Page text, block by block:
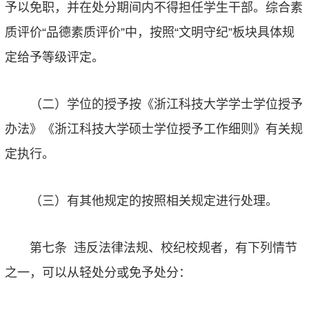
予以免职，并在处分期间内不得担任学生干部。综合素
质评价“品德素质评价”中，按照“文明守纪”板块具体规
定给予等级评定。
（二）学位的授予按《浙江科技大学学士学位授予
办法》《浙江科技大学硕士学位授予工作细则》有关规
定执行。
（三）有其他规定的按照相关规定进行处理。
第七条 违反法律法规、校纪校规者，有下列情节
之一，可以从轻处分或免予处分：